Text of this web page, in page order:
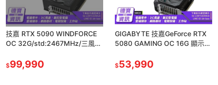
技嘉 RTX 5090 WINDFORCE
OC 32G/std:2467MHz/三風
$99,990
GIGABYTE 技嘉GeForce RTX
5080 GAMING OC 16G 顯示
$53,990